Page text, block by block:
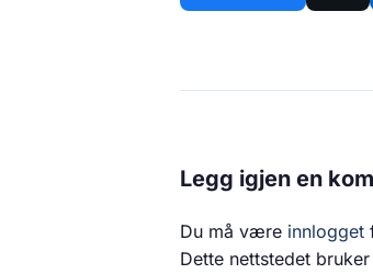
Legg igjen en
Du må være innlogget
Dette nettstedet